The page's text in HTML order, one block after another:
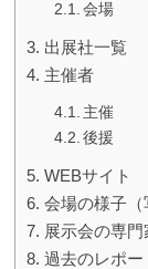
会場
出展社一覧
主催者
主催
後援
WEBサイト
会場の様子（
展示会の専
過去のレポー